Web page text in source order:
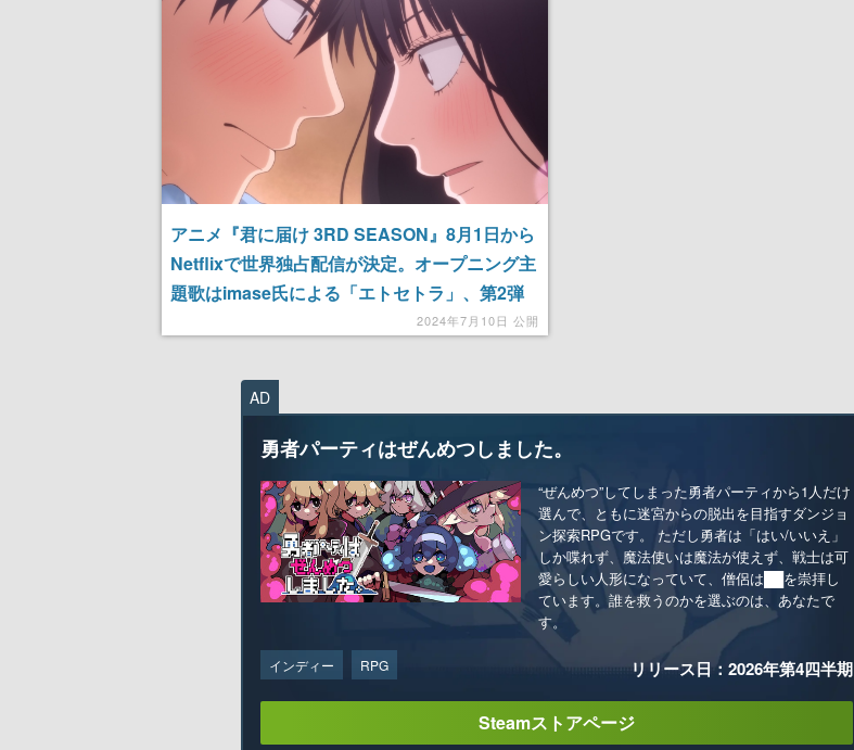
アニメ『君に届け 3RD SEASON』8月1日から
Netflixで世界独占配信が決定。オープニング主
題歌はimase氏による「エトセトラ」、第2弾
2024年7月10日 公開
AD
勇者パーティはぜんめつしました。
“ぜんめつ”してしまった勇者パーティから1人だけ
選んで、ともに迷宮からの脱出を目指すダンジョ
ン探索RPGです。 ただし勇者は「はい/いいえ」
しか喋れず、魔法使いは魔法が使えず、戦士は可
愛らしい人形になっていて、僧侶は██を崇拝し
ています。誰を救うのかを選ぶのは、あなたで
す。
インディー RPG リリース日：2026年第4四半期
Steamストアページ